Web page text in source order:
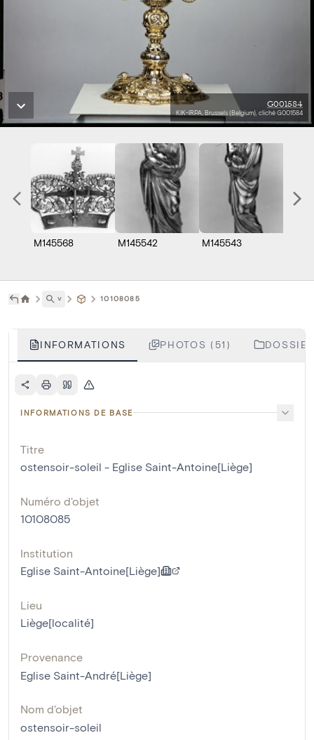
G001584
KIK-IRPA, Brussels (Belgium), cliché G001584
M145568 M145542 M145543
˅ 10108085
INFORMATIONS PHOTOS (51)
INFORMATIONS DE BASE
Titre
ostensoir-soleil - Eglise Saint-Antoine[Liège]
Numéro d'objet
10108085
Institution
Eglise Saint-Antoine[Liège]
Lieu
Liège[localité]
Provenance
Eglise Saint-André[Liège]
Nom d'objet
ostensoir-soleil